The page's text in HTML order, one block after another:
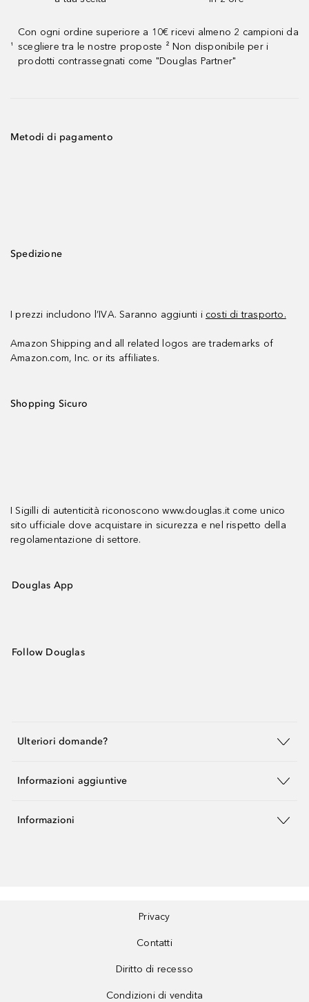
¹
Con ogni ordine superiore a 10€ ricevi almeno 2 campioni da
scegliere tra le nostre proposte ² Non disponibile per i
prodotti contrassegnati come "Douglas Partner"
Metodi di pagamento
Spedizione
I prezzi includono l’IVA. Saranno aggiunti i costi di trasporto.
Amazon Shipping and all related logos are trademarks of
Amazon.com, Inc. or its affiliates.
Shopping Sicuro
I Sigilli di autenticità riconoscono www.douglas.it come unico
sito ufficiale dove acquistare in sicurezza e nel rispetto della
regolamentazione di settore.
Douglas App
Follow Douglas
Ulteriori domande?
Informazioni aggiuntive
Informazioni
Privacy
Contatti
Diritto di recesso
Condizioni di vendita